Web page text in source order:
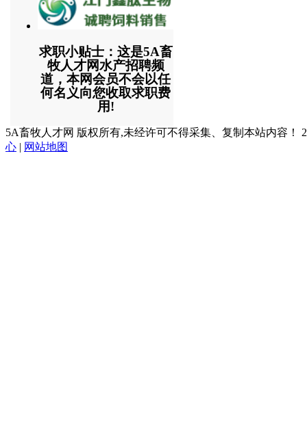
求职小贴士：这是5A畜
牧人才网水产招聘频
道，本网会员不会以任
何名义向您收取求职费
用!
5A畜牧人才网 版权所有,未经许可不得采集、复制本站内容！
心 | 网站地图